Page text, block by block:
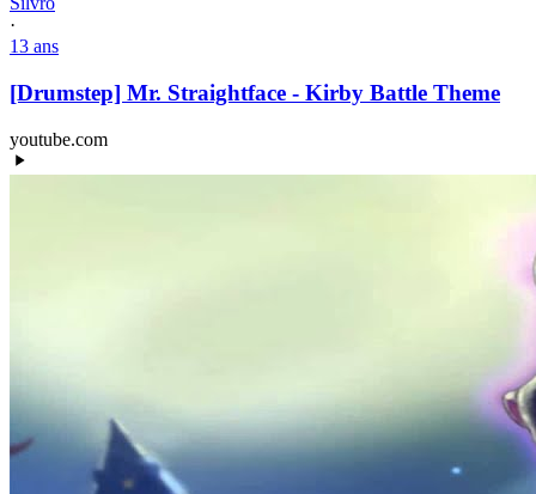
·
13 ans
[Drumstep] Mr. Straightface - Kirby Battle Theme
youtube.com